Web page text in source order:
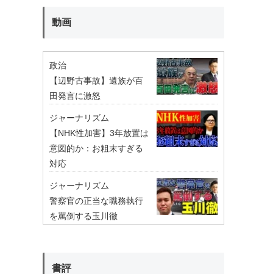
動画
政治
【辺野古事故】遺族が百
田発言に激怒
ジャーナリズム
【NHK性加害】3年放置は
意図的か：お粗末すぎる
対応
ジャーナリズム
警察官の正当な職務執行
を罵倒する玉川徹
書評